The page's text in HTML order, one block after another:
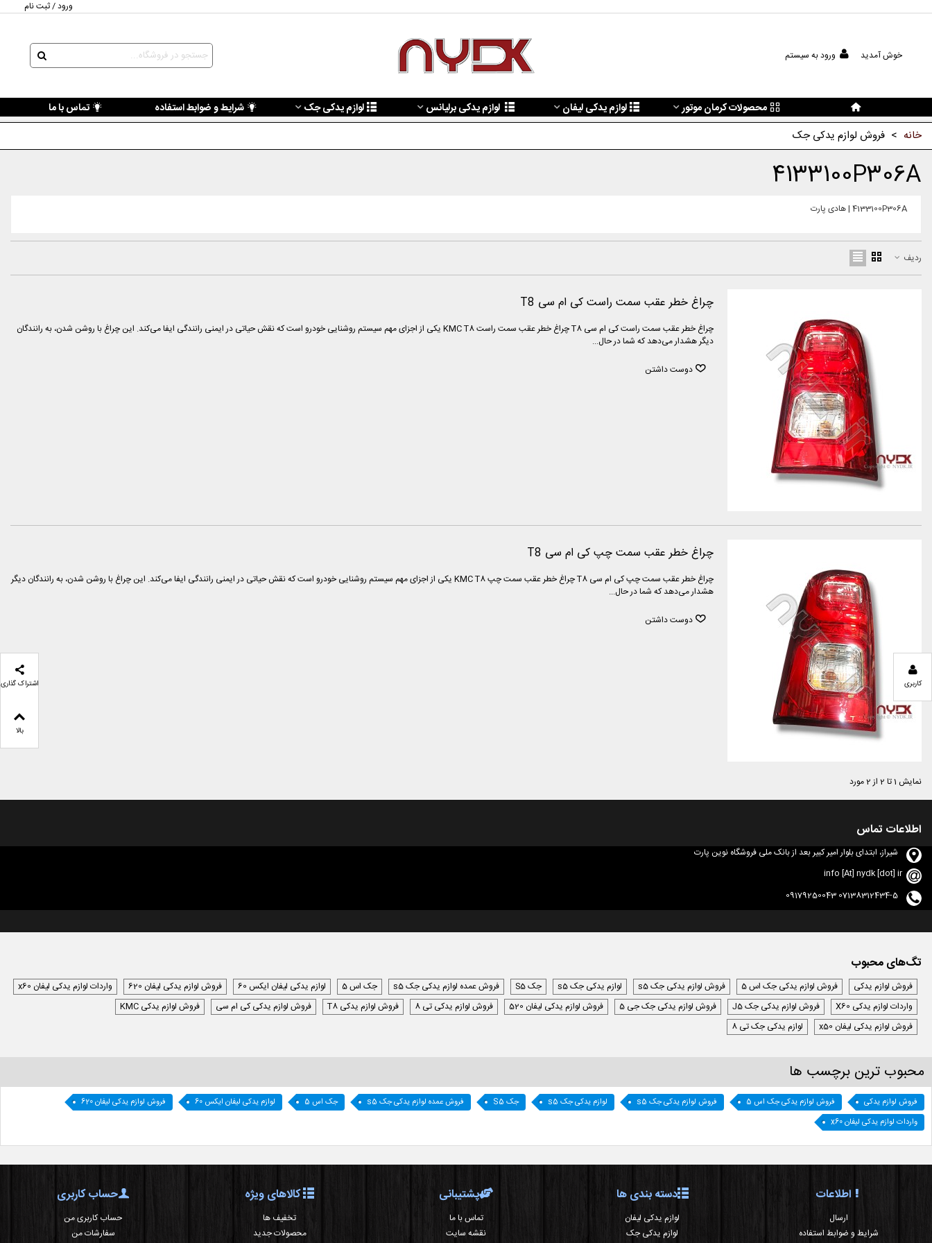
ورود / ثبت نام
خوش آمدید ورود به سیستم
محصولات کرمان موتور لوازم یدکی لیفان لوازم یدکی برلیانس لوازم یدکی جک شرایط و ضوابط استفاده تماس با ما
خانه > فروش لوازم یدکی جک
4133100P306A
4133100P306A | هادی پارت
ردیف
چراغ خطر عقب سمت راست کی ام سی T8
چراغ خطر عقب سمت راست کی ام سی T8 چراغ خطر عقب سمت راست KMC T8 یکی از اجزای مهم سیستم روشنایی خودرو است که نقش حیاتی در ایمنی رانندگی ایفا می‌کند. این چراغ با روشن شدن، به رانندگان
دیگر هشدار می‌دهد که شما در حال...
دوست داشتن
چراغ خطر عقب سمت چپ کی ام سی T8
چراغ خطر عقب سمت چپ کی ام سی T8 چراغ خطر عقب سمت چپ KMC T8 یکی از اجزای مهم سیستم روشنایی خودرو است که نقش حیاتی در ایمنی رانندگی ایفا می‌کند. این چراغ با روشن شدن، به رانندگان دیگر
هشدار می‌دهد که شما در حال...
دوست داشتن
نمایش 1 تا 2 از 2 مورد
اطلاعات تماس
شیراز، ابتدای بلوار امیر کبیر بعد از بانک ملی فروشگاه نوین پارت
info [At] nydk [dot] ir
07138312434-5 09179250043
تگ‌های محبوب
فروش لوازم یدکی فروش لوازم یدکی جک اس 5 فروش لوازم یدکی جک s5 لوازم یدکی جک s5 جک S5 فروش عمده لوازم یدکی جک s5 جک اس 5 لوازم یدکی لیفان ایکس 60 فروش لوازم یدکی لیفان 620
واردات لوازم یدکی لیفان x60
واردات لوازم یدکی X60
فروش لوازم یدکی جک J5 فروش لوازم یدکی جک جی 5 فروش لوازم یدکی لیفان 520 فروش لوازم یدکی تی 8 فروش لوازم یدکی T8 فروش لوازم یدکی کی ام سی
فروش لوازم یدکی KMC
فروش لوازم یدکی لیفان x50
لوازم یدکی جک تی 8
محبوب ترین برچسب ها
فروش لوازم یدکی فروش لوازم یدکی جک اس 5 فروش لوازم یدکی جک s5 لوازم یدکی جک s5 جک S5 فروش عمده لوازم یدکی جک s5 جک اس 5 لوازم یدکی لیفان ایکس 60
فروش لوازم یدکی لیفان 620
واردات لوازم یدکی لیفان x60
اطلاعات
ارسال
شرایط و ضوابط استفاده
دسته بندی ها
لوازم یدکی لیفان
لوازم یدکی جک
پشتیبانی
تماس با ما
نقشه سایت
کالاهای ویژه
تخفیف ها
محصولات جدید
حساب کاربری
حساب کاربری من
سفارشات من
کاربری اشتراک گذاری
بالا